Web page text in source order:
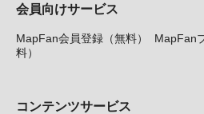
会員向けサービス
MapFan会員登録（無料）
MapFan
料）
コンテンツサービス